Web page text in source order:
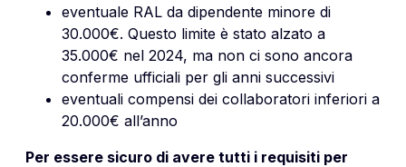
eventuale RAL da dipendente minore di
30.000€. Questo limite è stato alzato a
35.000€ nel 2024, ma non ci sono ancora
conferme ufficiali per gli anni successivi
eventuali compensi dei collaboratori inferiori a
20.000€ all’anno
Per essere sicuro di avere tutti i requisiti per